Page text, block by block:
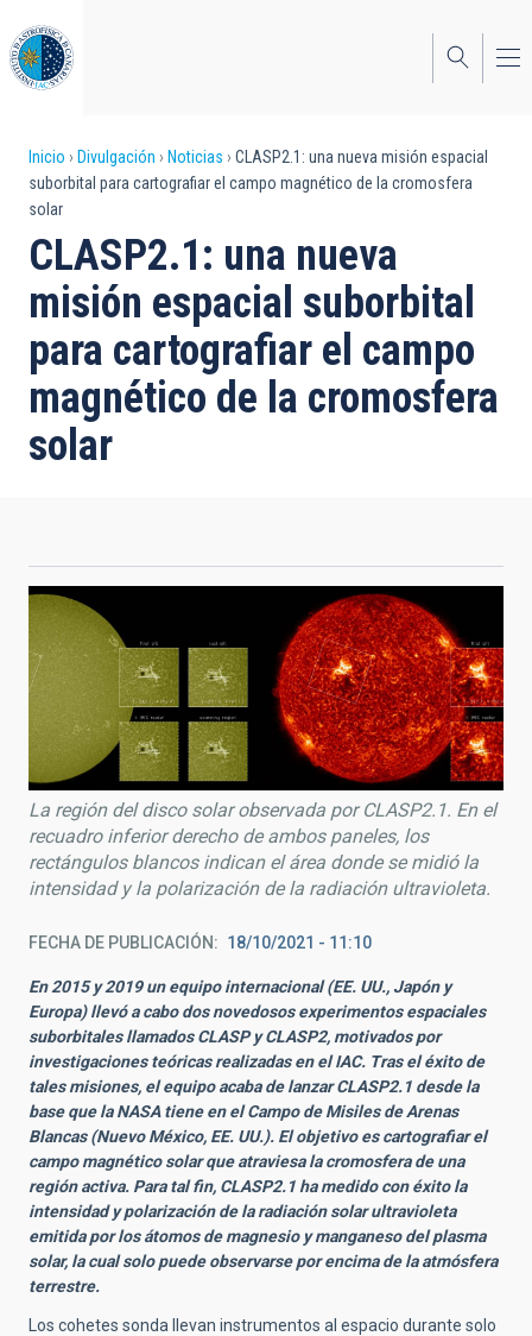
al
contenido
principal
Sobrescribir
enlaces
de
ayuda
a
la
navegación
Inicio Divulgación Noticias
CLASP2.1: una nueva misión espacial
suborbital para cartografiar el campo magnético de la cromosfera
solar
CLASP2.1: una nueva
misión espacial suborbital
para cartografiar el campo
magnético de la cromosfera
solar
La región del disco solar observada por CLASP2.1. En el
recuadro inferior derecho de ambos paneles, los
rectángulos blancos indican el área donde se midió la
intensidad y la polarización de la radiación ultravioleta.
FECHA DE PUBLICACIÓN 18/10/2021 - 11:10
En 2015 y 2019 un equipo internacional (EE. UU., Japón y
Europa) llevó a cabo dos novedosos experimentos espaciales
suborbitales llamados CLASP y CLASP2, motivados por
investigaciones teóricas realizadas en el IAC. Tras el éxito de
tales misiones, el equipo acaba de lanzar CLASP2.1 desde la
base que la NASA tiene en el Campo de Misiles de Arenas
Blancas (Nuevo México, EE. UU.). El objetivo es cartografiar el
campo magnético solar que atraviesa la cromosfera de una
región activa. Para tal fin, CLASP2.1 ha medido con éxito la
intensidad y polarización de la radiación solar ultravioleta
emitida por los átomos de magnesio y manganeso del plasma
solar, la cual solo puede observarse por encima de la atmósfera
terrestre.
Los cohetes sonda llevan instrumentos al espacio durante solo